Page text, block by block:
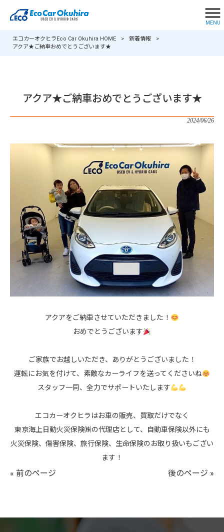
MENU
エコカーオクヒラEco Car Okuhira HOME > 新着情報
>
アクア★ご納車おめでとうございます★
アクア★ご納車おめでとうございます★
2024/06/26
アクアをご納車させていただきました！
おめでとうございます
ご家族でお越しいただき、ありがとうございました！
運転にお気を付けて、素敵なカーライフを送ってくださいね
スタッフ一同、全力でサポートいたします
エコカーオクヒラはお車の販売、買取だけでなく
東京海上日動火災保険㈱の代理店として、自動車保険以外にも
火災保険、傷害保険、旅行保険、生命保険のお取り扱いもござい
ます！
« 前のページ 後のページ »